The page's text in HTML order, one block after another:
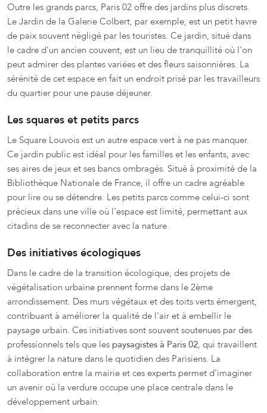
Outre les grands parcs, Paris 02 offre des jardins plus discrets.
Le Jardin de la Galerie Colbert, par exemple, est un petit havre
de paix souvent négligé par les touristes. Ce jardin, situé dans
le cadre d'un ancien couvent, est un lieu de tranquillité où l'on
peut admirer des plantes variées et des fleurs saisonnières. La
sérénité de cet espace en fait un endroit prisé par les travailleurs
du quartier pour une pause déjeuner.
Les squares et petits parcs
Le Square Louvois est un autre espace vert à ne pas manquer.
Ce jardin public est idéal pour les familles et les enfants, avec
ses aires de jeux et ses bancs ombragés. Situé à proximité de la
Bibliothèque Nationale de France, il offre un cadre agréable
pour lire ou se détendre. Les petits parcs comme celui-ci sont
précieux dans une ville où l'espace est limité, permettant aux
citadins de se reconnecter avec la nature.
Des initiatives écologiques
Dans le cadre de la transition écologique, des projets de
végétalisation urbaine prennent forme dans le 2ème
arrondissement. Des murs végétaux et des toits verts émergent,
contribuant à améliorer la qualité de l'air et à embellir le
paysage urbain. Ces initiatives sont souvent soutenues par des
professionnels tels que les paysagistes à Paris 02, qui travaillent
à intégrer la nature dans le quotidien des Parisiens. La
collaboration entre la mairie et ces experts permet d'imaginer
un avenir où la verdure occupe une place centrale dans le
développement urbain.